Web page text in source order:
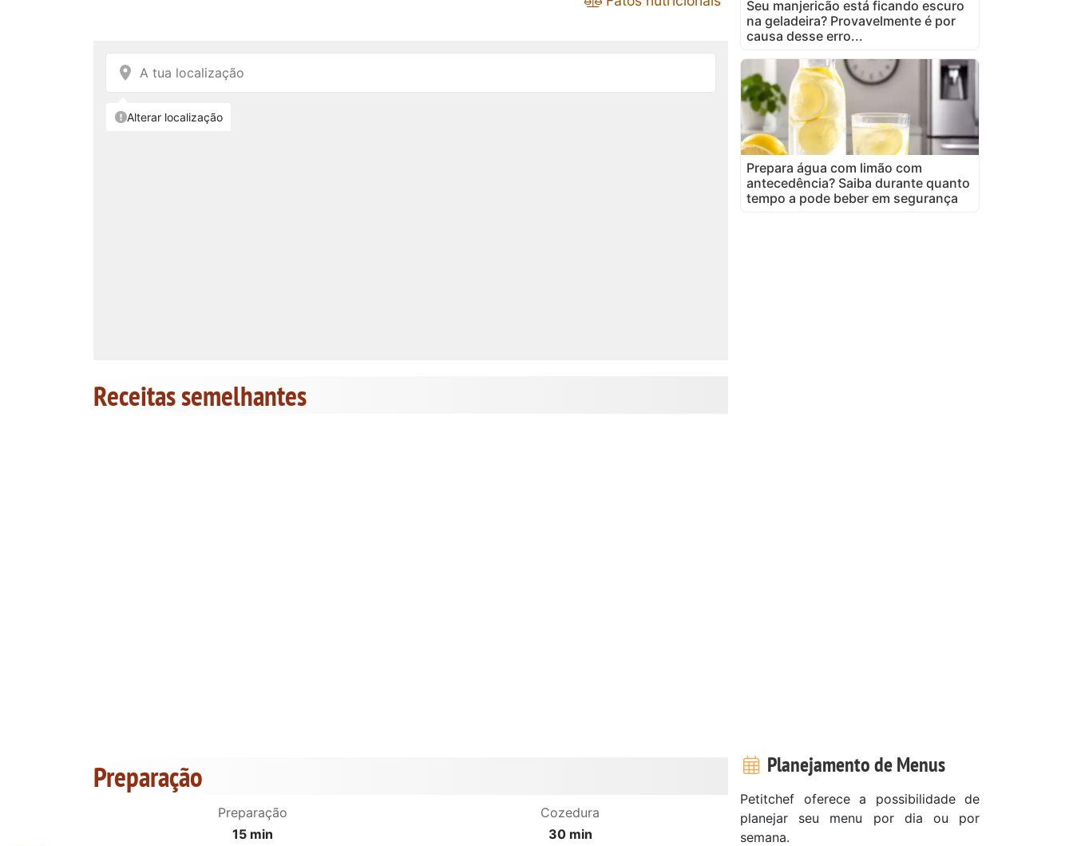
Receitas semelhantes
Preparação
Preparação
15 min
Cozedura
30 min
Seu manjericão está ficando escuro
na geladeira? Provavelmente é por
causa desse erro...
Prepara água com limão com
antecedência? Saiba durante quanto
tempo a pode beber em segurança
Planejamento de Menus
Petitchef oferece a possibilidade de
planejar seu menu por dia ou por
semana.